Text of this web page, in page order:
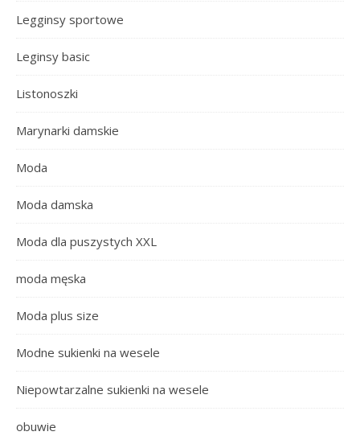
Legginsy sportowe
Leginsy basic
Listonoszki
Marynarki damskie
Moda
Moda damska
Moda dla puszystych XXL
moda męska
Moda plus size
Modne sukienki na wesele
Niepowtarzalne sukienki na wesele
obuwie